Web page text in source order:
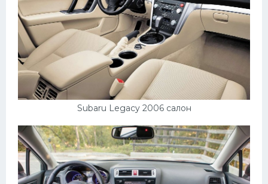
Subaru Legacy 2006 салон
Фиат
Ситроен
Субару
Опель
Подводные лодки
Киа
Танки
Крайслер